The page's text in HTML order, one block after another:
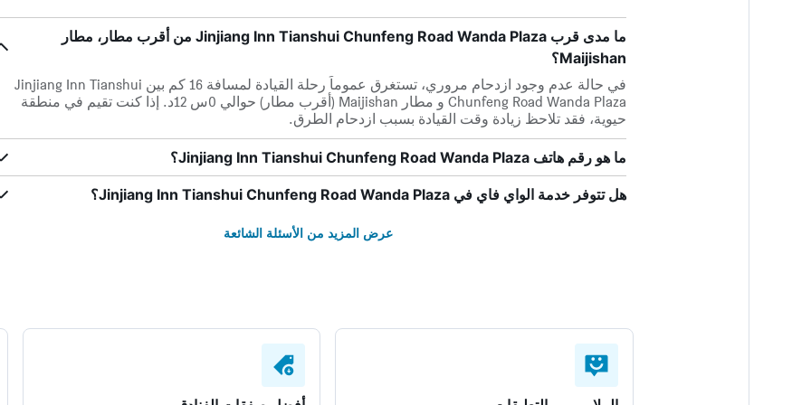
ما مدى قرب Jinjiang Inn Tianshui Chunfeng Road Wanda Plaza من أقرب مطار، مطار
Maijishan؟
في حالة عدم وجود ازدحام مروري، تستغرق عموماً رحلة القيادة لمسافة 16 كم بين Jinjiang Inn Tianshui
Chunfeng Road Wanda Plaza و مطار Maijishan (أقرب مطار) حوالي 0س 12د. إذا كنت تقيم في منطقة
حيوية، فقد تلاحظ زيادة وقت القيادة بسبب ازدحام الطرق.
ما هو رقم هاتف Jinjiang Inn Tianshui Chunfeng Road Wanda Plaza؟
هل تتوفر خدمة الواي فاي في Jinjiang Inn Tianshui Chunfeng Road Wanda Plaza؟
عرض المزيد من الأسئلة الشائعة